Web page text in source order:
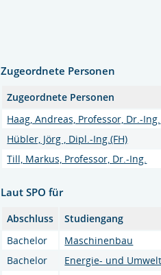
Zugeordnete Personen
Zugeordnete Personen
Haag, Andreas, Professor, Dr.-Ing.
Hübler, Jörg , Dipl.-Ing.(FH)
Till, Markus, Professor, Dr.-Ing.
Laut SPO für
Abschluss
Studiengang
Bachelor
Maschinenbau
Bachelor
Energie- und